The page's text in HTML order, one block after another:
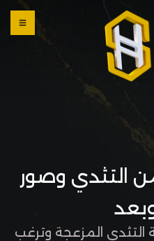
التثدي وصور
المزعجة وترغب